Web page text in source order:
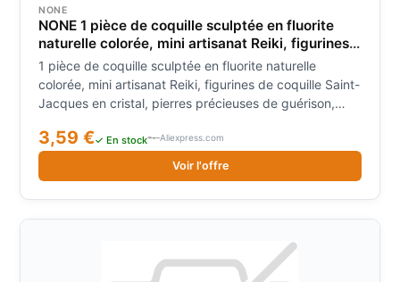
NONE
NONE 1 pièce de coquille sculptée en fluorite
naturelle colorée, mini artisanat Reiki, figurines
de coquille Saint-Jacques en cristal, pierres
précieuses de guérison, décoration intérieure
1 pièce de coquille sculptée en fluorite naturelle
colorée, mini artisanat Reiki, figurines de coquille Saint-
Jacques en cristal, pierres précieuses de guérison,
3,59 €✓ En stock Aliexpress.com
Voir l'offre